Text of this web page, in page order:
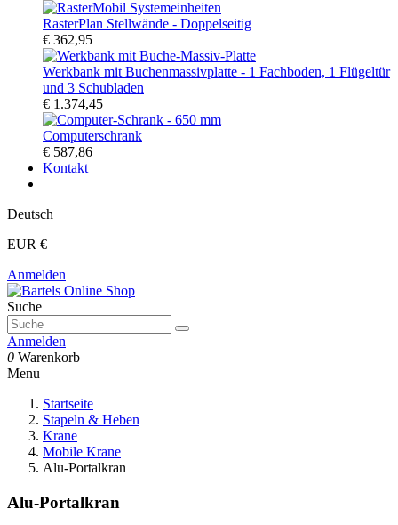
RasterPlan Stellwände - Doppelseitig
€ 362,95
Werkbank mit Buchenmassivplatte - 1 Fachboden, 1 Flügeltür
und 3 Schubladen
€ 1.374,45
Computerschrank
€ 587,86
Kontakt
Deutsch
EUR €
Anmelden
Suche
Anmelden
0 Warenkorb
Menu
Startseite
Stapeln & Heben
Krane
Mobile Krane
Alu-Portalkran
Alu-Portalkran